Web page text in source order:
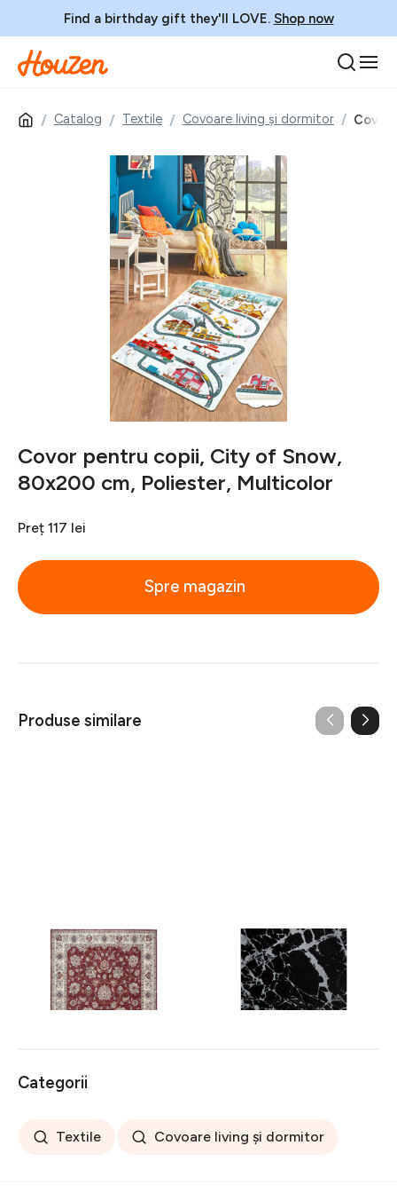
Find a birthday gift they'll LOVE. Shop now
Catalog Textile Covoare living și dormitor
Covor pentru copii, City of Snow,
80x200 cm, Poliester, Multicolor
Preț 117 lei
Spre magazin
Produse similare
Covor rezistent Eko, ALT
05 - Red, Ivory, 100%
poliester, 80 x 150 cm
256 lei
Covor rezistent SM 21 -
Black, Silver XW, 80x300
441 lei
Categorii
Textile Covoare living și dormitor